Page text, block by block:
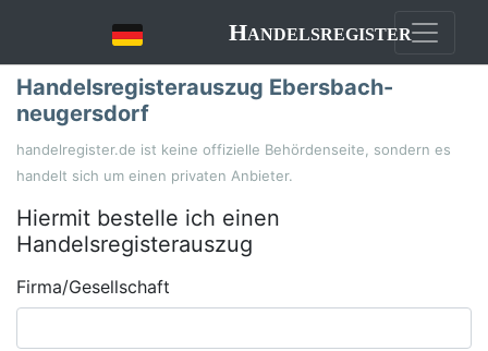
Handelsregister
Handelsregisterauszug Ebersbach-
neugersdorf
handelregister.de ist keine offizielle Behördenseite, sondern es
handelt sich um einen privaten Anbieter.
Hiermit bestelle ich einen
Handelsregisterauszug
Firma/Gesellschaft